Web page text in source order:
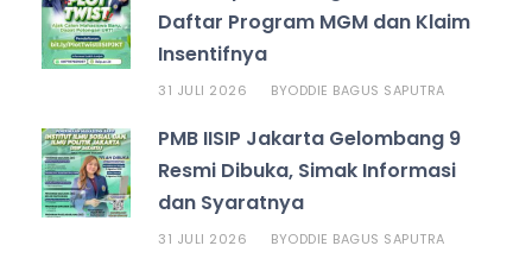
Daftar Program MGM dan Klaim
Insentifnya
31 JULI 2026 BYODDIE BAGUS SAPUTRA
PMB IISIP Jakarta Gelombang 9
Resmi Dibuka, Simak Informasi
dan Syaratnya
31 JULI 2026 BYODDIE BAGUS SAPUTRA